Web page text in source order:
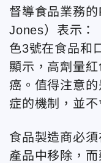
督導食品業務
Jones）表示：
色3號在食品和
顯示，高劑量
癌。值得注意
症的機制，並不
食品製造商必
產品中移除，